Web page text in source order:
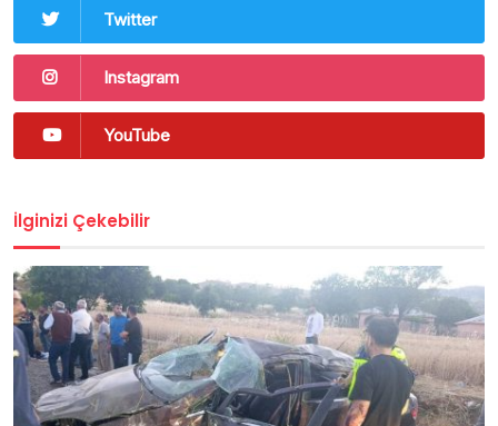
Twitter
Instagram
YouTube
İlginizi Çekebilir